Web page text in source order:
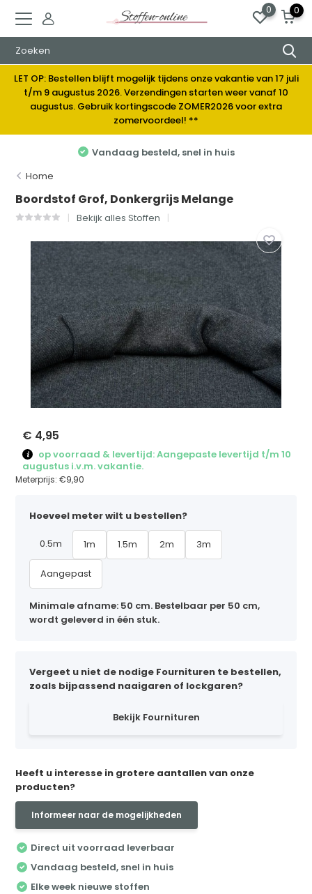
0 0
LET OP: Bestellen blijft mogelijk tijdens onze vakantie van 17 juli
t/m 9 augustus 2026. Verzendingen starten weer vanaf 10
augustus. Gebruik kortingscode ZOMER2026 voor extra
zomervoordeel! **
Vandaag besteld, snel in huis
Home
Boordstof Grof, Donkergrijs Melange
Bekijk alles Stoffen
€ 4,95
op voorraad & levertijd: Aangepaste levertijd t/m 10
augustus i.v.m. vakantie.
Meterprijs:€9,90
Hoeveel meter wilt u bestellen?
0.5m 1m 1.5m 2m 3m
Aangepast
Minimale afname: 50 cm. Bestelbaar per 50 cm,
wordt geleverd in één stuk.
Vergeet u niet de nodige Fournituren te bestellen,
zoals bijpassend naaigaren of lockgaren?
Bekijk Fournituren
Heeft u interesse in grotere aantallen van onze
producten?
Informeer naar de mogelijkheden
Direct uit voorraad leverbaar
Vandaag besteld, snel in huis
Elke week nieuwe stoffen